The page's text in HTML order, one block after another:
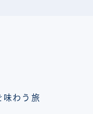
味わう旅